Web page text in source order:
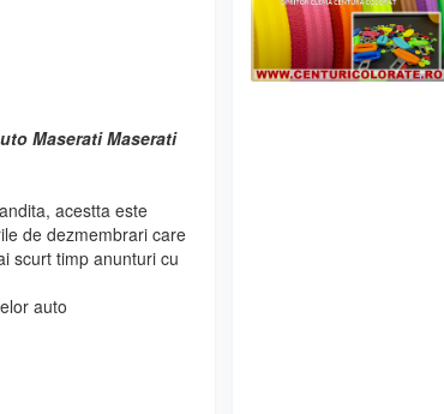
Maserati Maserati
acestta este
de dezmembrari care
scurt timp anunturi cu
auto